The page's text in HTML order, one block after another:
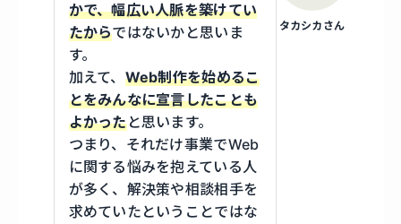
タカシカさん
かで、幅広い人脈を築けてい
たからではないかと思いま
す。
加えて、 Web制作を始めるこ
とをみんなに宣言したことも
よかったと思います。
つまり、それだけ事業でWeb
に関する悩みを抱えている人
が多く、解決策や相談相手を
求めていたということではな